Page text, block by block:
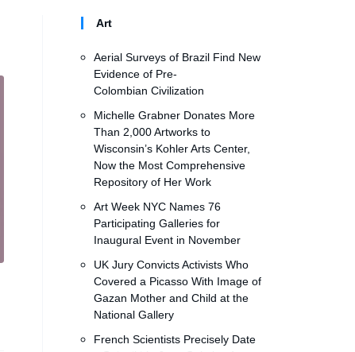
Art
Aerial Surveys of Brazil Find New
Evidence of Pre-
Colombian Civilization
Michelle Grabner Donates More
Than 2,000 Artworks to
Wisconsin’s Kohler Arts Center,
Now the Most Comprehensive
Repository of Her Work
Art Week NYC Names 76
Participating Galleries for
Inaugural Event in November
UK Jury Convicts Activists Who
Covered a Picasso With Image of
Gazan Mother and Child at the
National Gallery
French Scientists Precisely Date